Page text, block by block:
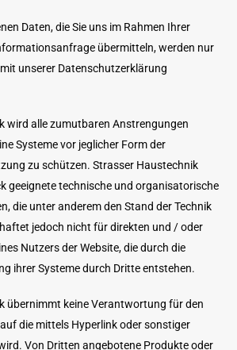
Daten, die Sie uns im Rahmen Ihrer
übermitteln, werden nur
unserer Datenschutzerklärung
wird alle zumutbaren Anstrengungen
Systeme vor jeglicher Form der
zu schützen. Strasser Haustechnik
geeignete technische und organisatorische
die unter anderem den Stand der Technik
jedoch nicht für direkten und / oder
Nutzers der Website, die durch die
ihrer Systeme durch Dritte entstehen.
übernimmt keine Verantwortung für den
die mittels Hyperlink oder sonstiger
Von Dritten angebotene Produkte oder